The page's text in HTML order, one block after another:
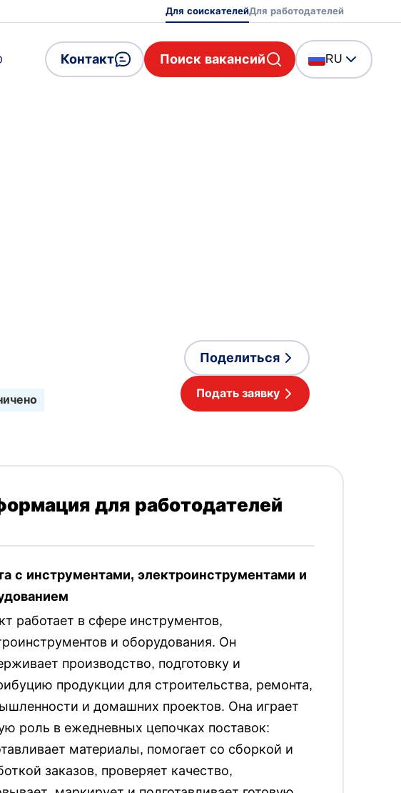
Для соискателейДля работодателей
Контакт Поиск вакансий RU
Поделиться
Подать заявку
для работодателей
с инструментами, электроинструментами и
работает в сфере инструментов,
и оборудования. Он
производство, подготовку и
продукции для строительства, ремонта,
и домашних проектов. Она играет
роль в ежедневных цепочках поставок:
материалы, помогает со сборкой и
заказов, проверяет качество,